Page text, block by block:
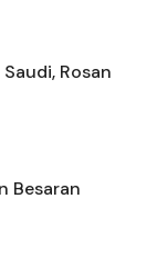
Rosan
Besaran